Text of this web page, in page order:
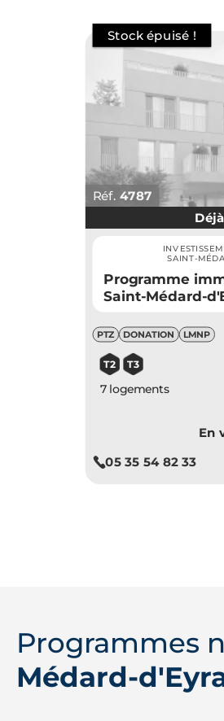
Réf. 4787
Je découvre
SAINT-
Programme
Saint-Médard-
PTZ DONATION LMNP
T2 T3
7 logements
05 35 54 82 33
Programmes
Médard-